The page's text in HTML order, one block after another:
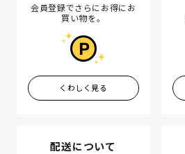
会員登録でさらにお得にお
買い物を。
くわしく見る
配送について